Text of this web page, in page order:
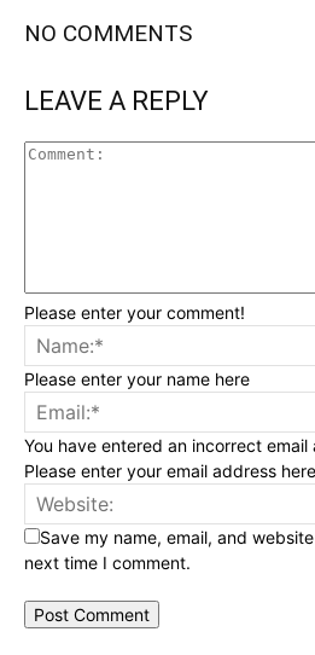
NO COMMENTS
LEAVE A REPLY
Please enter your comment!
Please enter your name here
You have entered an incorrect email
Please enter your email address here
Save my name, email, and
next time I comment.